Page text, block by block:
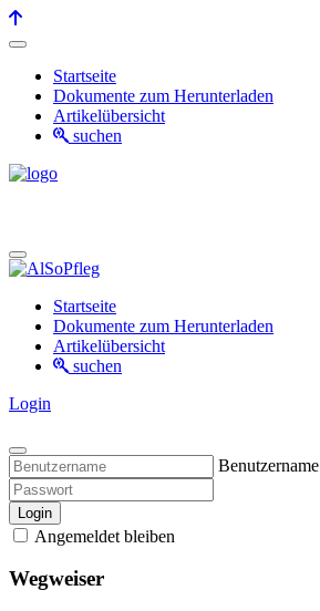
Startseite
Dokumente zum Herunterladen
Artikelübersicht
suchen
Startseite
Dokumente zum Herunterladen
Artikelübersicht
suchen
Login
Benutzername
Login
Angemeldet bleiben
Wegweiser